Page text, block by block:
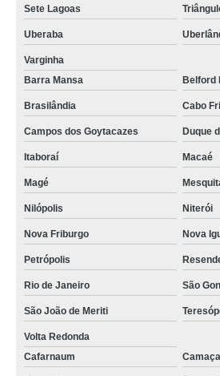
reator de vidro laboratório Trancoso
onde comprar reator de vidro borosilicato
reator de vidro encamisado comprar Mairiporã
reator químico vidro comprar Magé
onde comprar reator de vidro para bancada
reator de vidro encamisado comprar Cafarnaum
reator de vidro laboratório Campo Magro
reator encamisado vidro cotação Rio Grande da
busco por reator de vidro laboratório Suzano
reator químico de vidro comprar Francisco
reator em vidro PLANURA
busco por reator de vidro para bancada
Sete Lagoas
Uberaba
Varginha
Barra Mansa
Belford
Brasilândia Cabo
Campos dos Goytacazes Duque
Itaboraí Macaé
Magé
Nilópolis Niterói
Nova Friburgo Nova
Petrópolis
Rio de Janeiro São
São João de Meriti
Volta Redonda
Cafarnaum